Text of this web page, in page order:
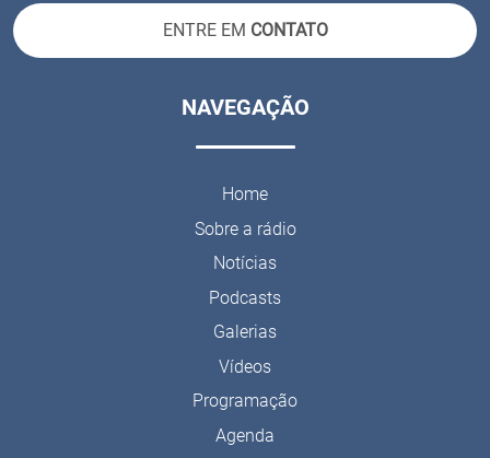
ENTRE EM CONTATO
NAVEGAÇÃO
Home
Sobre a rádio
Notícias
Podcasts
Galerias
Vídeos
Programação
Agenda